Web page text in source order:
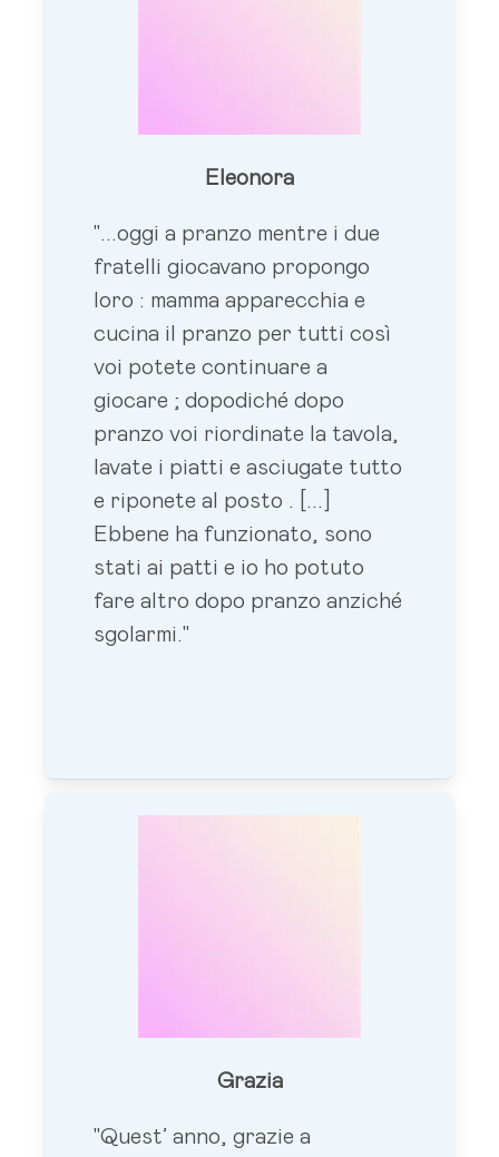
Eleonora
"...oggi a pranzo mentre i due
fratelli giocavano propongo
loro : mamma apparecchia e
cucina il pranzo per tutti così
voi potete continuare a
giocare ; dopodiché dopo
pranzo voi riordinate la tavola,
lavate i piatti e asciugate tutto
e riponete al posto . [...]
Ebbene ha funzionato, sono
stati ai patti e io ho potuto
fare altro dopo pranzo anziché
sgolarmi."
Grazia
"Quest’ anno, grazie a